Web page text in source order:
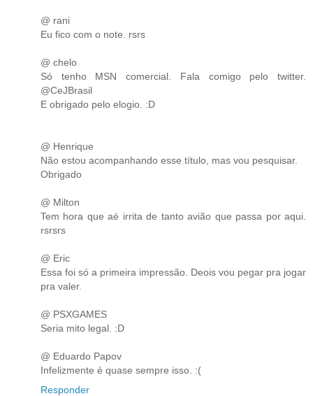
@ rani
Eu fico com o note. rsrs
@ chelo
Só tenho MSN comercial. Fala comigo pelo twitter.
@CeJBrasil
E obrigado pelo elogio. :D
@ Henrique
Não estou acompanhando esse título, mas vou pesquisar.
Obrigado
@ Milton
Tem hora que aé irrita de tanto avião que passa por aqui.
rsrsrs
@ Eric
Essa foi só a primeira impressão. Deois vou pegar pra jogar
pra valer.
@ PSXGAMES
Seria mito legal. :D
@ Eduardo Papov
Infelizmente é quase sempre isso. :(
Responder